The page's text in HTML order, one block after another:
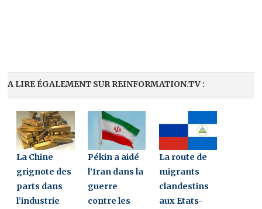
A LIRE ÉGALEMENT SUR REINFORMATION.TV :
La Chine
grignote des
parts dans
l’industrie
Pékin a aidé
l’Iran dans la
guerre
contre les
La route de
migrants
clandestins
aux Etats-